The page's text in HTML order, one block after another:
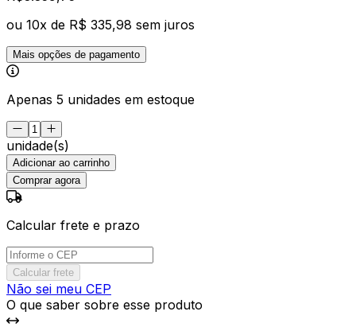
ou 10x de R$ 335,98 sem juros
Mais opções de pagamento
Apenas 5 unidades em estoque
unidade(s)
Adicionar ao carrinho
Comprar agora
Calcular frete e prazo
Calcular frete
Não sei meu CEP
O que saber sobre esse produto